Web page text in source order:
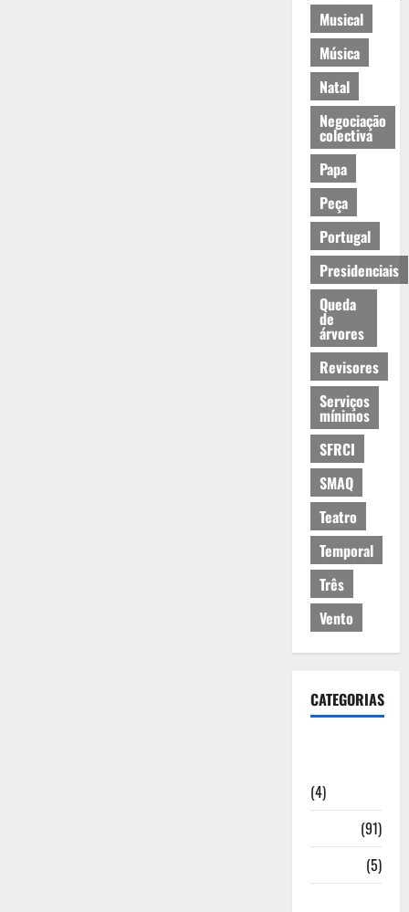
Musical
Música
Natal
Negociação
colectiva
Papa
Peça
Portugal
Presidenciais
Queda
de
árvores
Revisores
Serviços
mínimos
SFRCI
SMAQ
Teatro
Temporal
Três
Vento
CATEGORIAS
(4)
(91)
(5)